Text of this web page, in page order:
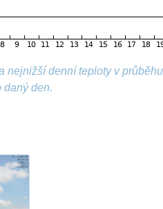
nejnižší denní teploty v
daný den.